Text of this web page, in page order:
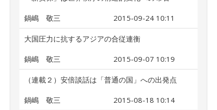
鍋嶋 敬三 2015-09-24 10:11
大国圧力に抗するアジアの合従連衡
鍋嶋 敬三 2015-09-07 10:19
（連載２）安倍談話は「普通の国」への出発点
鍋嶋 敬三 2015-08-18 10:14